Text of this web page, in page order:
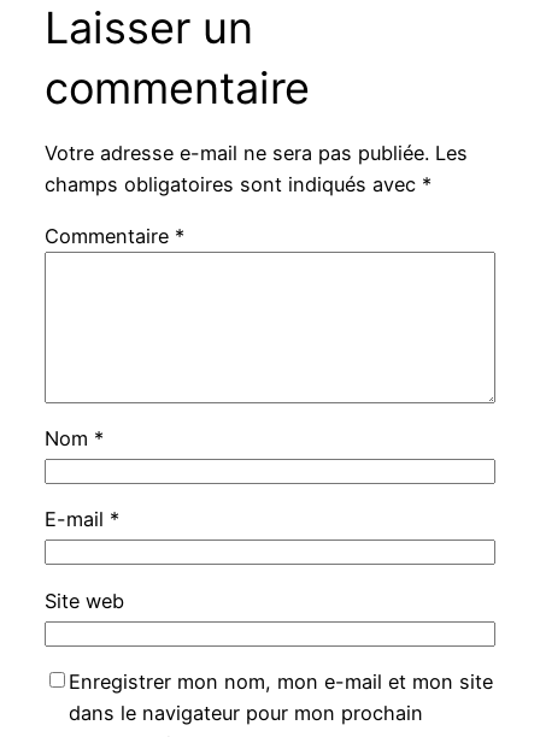
Laisser un
commentaire
Votre adresse e-mail ne sera pas publiée. Les
champs obligatoires sont indiqués avec *
Commentaire *
Nom *
E-mail *
Site web
Enregistrer mon nom, mon e-mail et mon site
dans le navigateur pour mon prochain